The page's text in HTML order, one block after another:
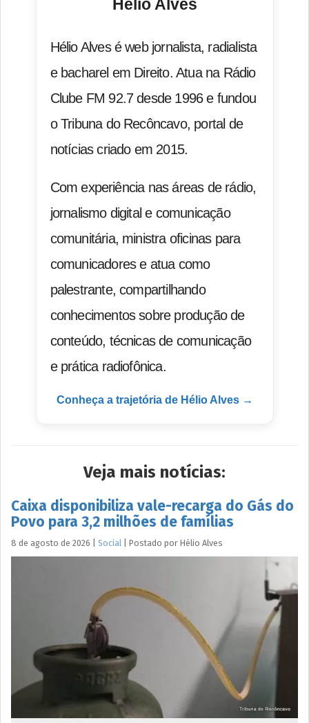
Hélio Alves
Hélio Alves é web jornalista, radialista
e bacharel em Direito. Atua na Rádio
Clube FM 92.7 desde 1996 e fundou
o Tribuna do Recôncavo, portal de
notícias criado em 2015.
Com experiência nas áreas de rádio,
jornalismo digital e comunicação
comunitária, ministra oficinas para
comunicadores e atua como
palestrante, compartilhando
conhecimentos sobre produção de
conteúdo, técnicas de comunicação
e prática radiofônica.
Conheça a trajetória de Hélio Alves →
Veja mais notícias:
Caixa disponibiliza vale-recarga do Gás do
Povo para 3,2 milhões de famílias
8 de agosto de 2026 Social Postado por Hélio Alves